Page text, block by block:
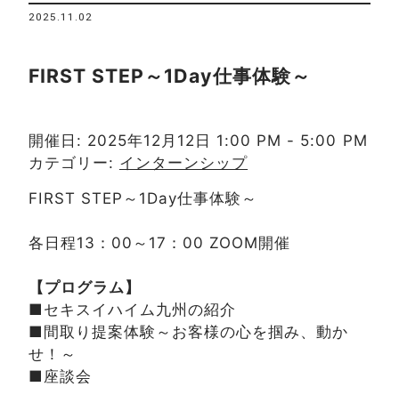
2025.11.02
FIRST STEP～1Day仕事体験～
開催日: 2025年12月12日 1:00 PM - 5:00 PM
カテゴリー: インターンシップ
FIRST STEP～1Day仕事体験～
各日程13：00～17：00 ZOOM開催
【プログラム】
■セキスイハイム九州の紹介
■間取り提案体験～お客様の心を掴み、動か
せ！～
■座談会